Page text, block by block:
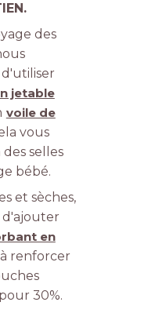
des
jetable
voile de
vous
selles
bébé.
et sèches,
d'ajouter
en
à renforcer
30%.